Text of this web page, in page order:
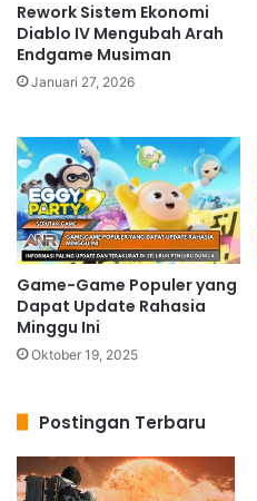
Rework Sistem Ekonomi
Diablo IV Mengubah Arah
Endgame Musiman
Januari 27, 2026
Game-Game Populer yang
Dapat Update Rahasia
Minggu Ini
Oktober 19, 2025
Postingan Terbaru